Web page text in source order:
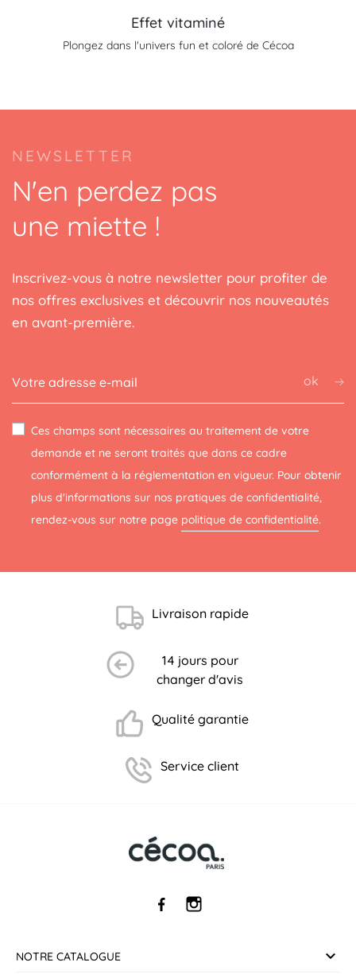
Effet vitaminé
Plongez dans l'univers fun et coloré de Cécoa
NEWSLETTER
N'en perdez pas
une miette !
Inscrivez-vous à notre newsletter pour profiter de
nos offres exclusives et découvrir nos nouveautés
en avant-première.
ok
Ces champs sont nécessaires au traitement de votre
demande et ne seront traités que dans ce cadre
conformément à la réglementation en vigueur. Pour obtenir
plus d'informations sur nos pratiques de confidentialité,
rendez-vous sur notre page politique de confidentialité.
Livraison rapide
14 jours pour
changer d'avis
Qualité garantie
Service client
NOTRE CATALOGUE